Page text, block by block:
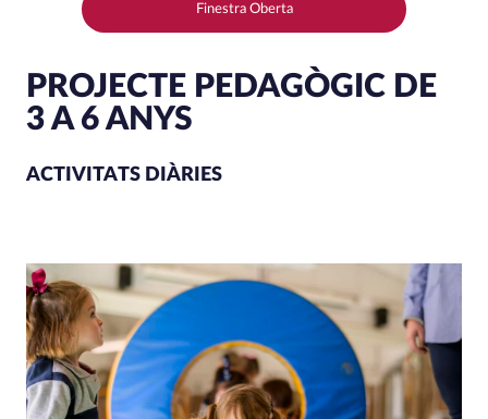
Finestra Oberta
PROJECTE PEDAGÒGIC DE
3 A 6 ANYS
ACTIVITATS DIÀRIES